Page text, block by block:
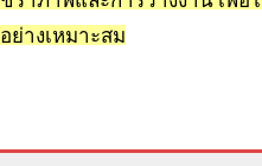
อย่างเหมาะสม